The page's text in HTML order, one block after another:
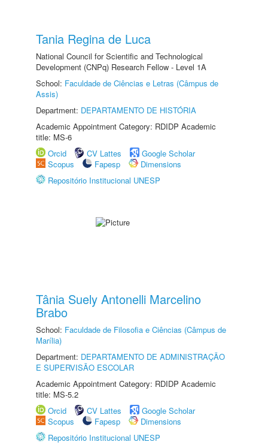
Tania Regina de Luca
National Council for Scientific and Technological
Development (CNPq) Research Fellow - Level 1A
School: Faculdade de Ciências e Letras (Câmpus de
Assis)
Department: DEPARTAMENTO DE HISTÓRIA
Academic Appointment Category: RDIDP Academic
title: MS-6
Orcid
CV Lattes
Google Scholar
Scopus
Fapesp
Dimensions
Repositório Institucional UNESP
Tânia Suely Antonelli Marcelino
Brabo
School: Faculdade de Filosofia e Ciências (Câmpus de
Marília)
Department: DEPARTAMENTO DE ADMINISTRAÇÃO
E SUPERVISÃO ESCOLAR
Academic Appointment Category: RDIDP Academic
title: MS-5.2
Orcid
CV Lattes
Google Scholar
Scopus
Fapesp
Dimensions
Repositório Institucional UNESP